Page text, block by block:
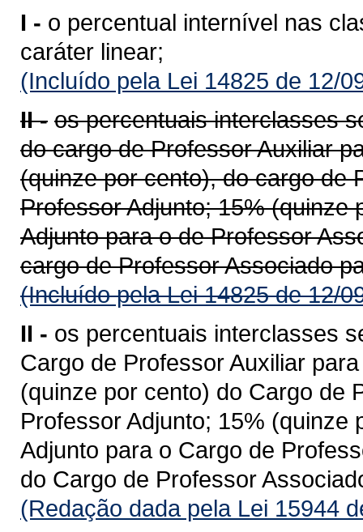
I - o percentual internível nas
caráter linear;
(Incluído pela Lei 14825 de 12/
II - os percentuais interclasses
do cargo de Professor Auxiliar
(quinze por cento), do cargo de
Professor Adjunto; 15% (quinze
Adjunto para o de Professor
cargo de Professor Associado
(Incluído pela Lei 14825 de 12/
II - os percentuais interclasses
Cargo de Professor Auxiliar
(quinze por cento) do Cargo de
Professor Adjunto; 15%
Adjunto para o Cargo de
do Cargo de Professor
(Redação dada pela Lei 15944